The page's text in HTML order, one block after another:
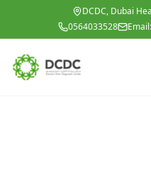
Lumipat sa pangunahing
DCDC, Dubai
0564033528
Email: